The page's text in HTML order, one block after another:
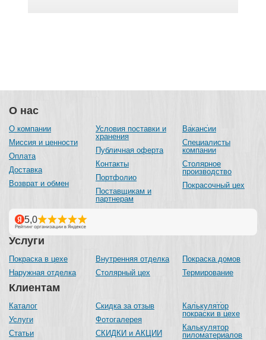
О нас
О компании
Миссия и ценности
Оплата
Доставка
Возврат и обмен
Условия поставки и
хранения
Публичная оферта
Контакты
Портфолио
Поставщикам и
партнерам
Вакансии
Специалисты
компании
Столярное
производство
Покрасочный цех
Услуги
Покраска в цехе
Наружная отделка
Внутренняя отделка
Столярный цех
Покраска домов
Термирование
Клиентам
Каталог
Услуги
Статьи
Скидка за отзыв
Фотогалерея
СКИДКИ и АКЦИИ
Калькулятор
покраски в цехе
Калькулятор
пиломатериалов